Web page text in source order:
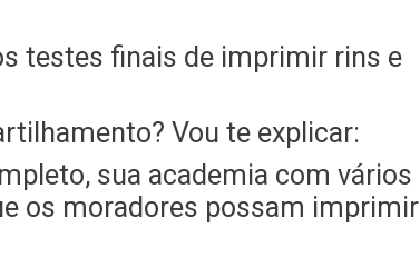
testes finais de imprimir rins e
Vou te explicar:
sua academia com vários
os moradores possam imprimir